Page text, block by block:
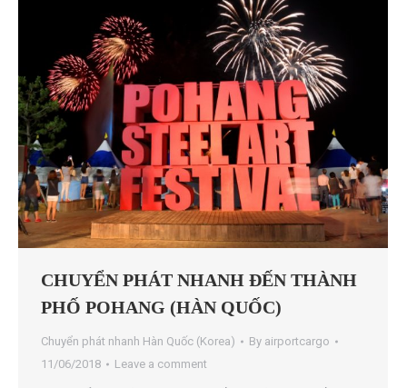
CHUYỂN PHÁT NHANH ĐẾN THÀNH
PHỐ POHANG (HÀN QUỐC)
Chuyển phát nhanh Hàn Quốc (Korea) By airportcargo
11/06/2018
Leave a comment